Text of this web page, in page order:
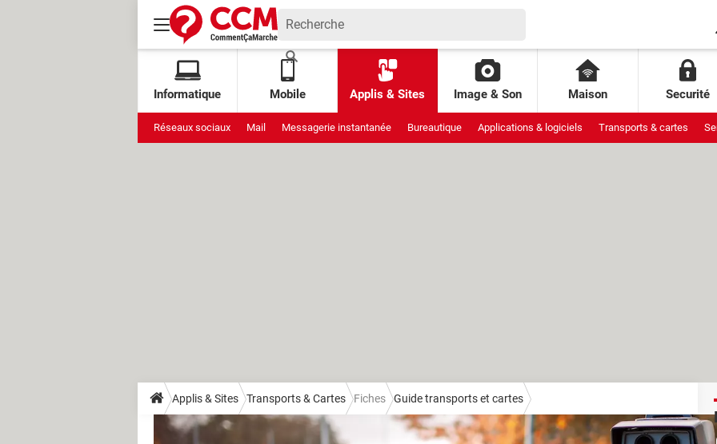
Informatique Mobile Applis & Sites Image & Son Maison Securité
Réseaux sociaux Mail Messagerie instantanée Bureautique Applications & logiciels Transports & cartes
Applis & Sites Transports & Cartes Fiches Guide transports et cartes